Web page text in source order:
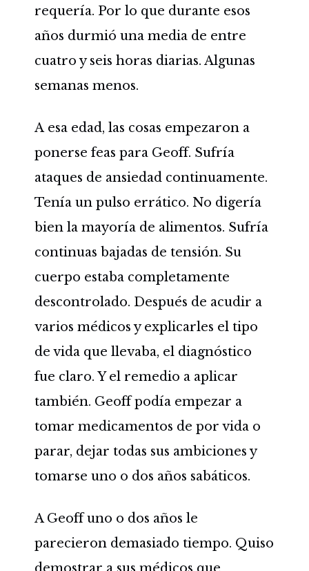
requería. Por lo que durante esos
años durmió una media de entre
cuatro y seis horas diarias. Algunas
semanas menos.
A esa edad, las cosas empezaron a
ponerse feas para Geoff. Sufría
ataques de ansiedad continuamente.
Tenía un pulso errático. No digería
bien la mayoría de alimentos. Sufría
continuas bajadas de tensión. Su
cuerpo estaba completamente
descontrolado. Después de acudir a
varios médicos y explicarles el tipo
de vida que llevaba, el diagnóstico
fue claro. Y el remedio a aplicar
también. Geoff podía empezar a
tomar medicamentos de por vida o
parar, dejar todas sus ambiciones y
tomarse uno o dos años sabáticos.
A Geoff uno o dos años le
parecieron demasiado tiempo. Quiso